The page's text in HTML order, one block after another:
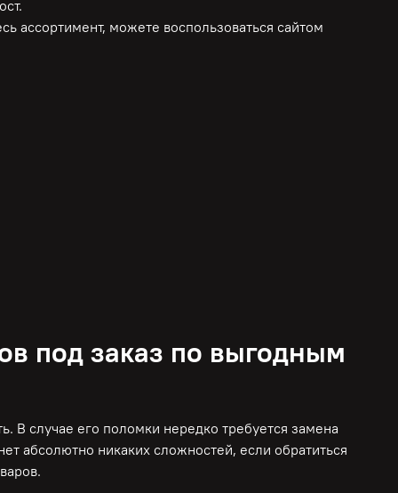
ассортимент, можете воспользоваться сайтом
под заказ по выгодным
В случае его поломки нередко требуется замена
абсолютно никаких сложностей, если обратиться